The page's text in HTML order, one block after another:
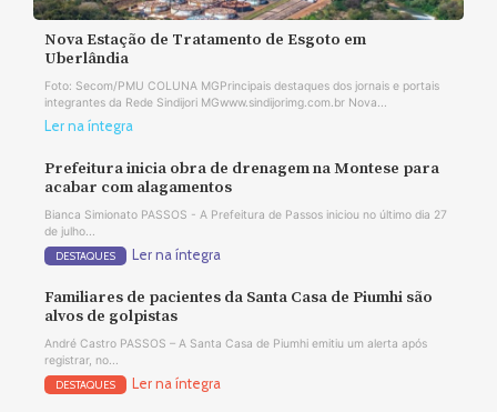
Nova Estação de Tratamento de Esgoto em
Uberlândia
Foto: Secom/PMU COLUNA MGPrincipais destaques dos jornais e portais
integrantes da Rede Sindijori MGwww.sindijorimg.com.br Nova...
Ler na íntegra
Prefeitura inicia obra de drenagem na Montese para
acabar com alagamentos
Bianca Simionato PASSOS - A Prefeitura de Passos iniciou no último dia 27
de julho...
DESTAQUES Ler na íntegra
Familiares de pacientes da Santa Casa de Piumhi são
alvos de golpistas
André Castro PASSOS – A Santa Casa de Piumhi emitiu um alerta após
registrar, no...
DESTAQUES Ler na íntegra